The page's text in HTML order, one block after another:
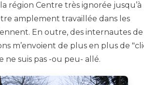
région Centre très ignorée jusqu’à
amplement travaillée dans les
En outre, des internautes de
m’envoient de plus en plus de
ne suis pas -ou peu- allé.